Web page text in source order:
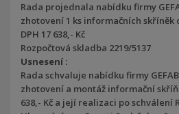
Rada projednala nabídku firmy
zhotovení 1 ks informačních skříněk
DPH 17 638,- Kč
Rozpočtová skladba 2219/5137
Usnesení :
Rada schvaluje nabídku firmy
zhotovení a montáž informační
638,- Kč a její realizaci po schválení